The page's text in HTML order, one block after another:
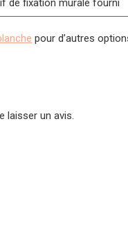
de fixation murale fourni
pour d’autres
laisser un avis.